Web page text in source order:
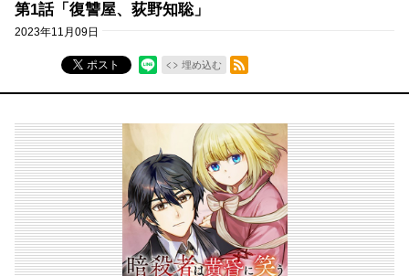
第1話「復讐屋、荻野知聡」
2023年11月09日
ポスト 埋め込む
RSSフィード